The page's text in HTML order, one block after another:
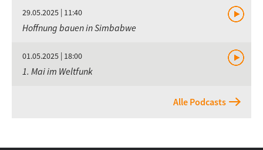
29.05.2025 | 11:40
Hoffnung bauen in Simbabwe
01.05.2025 | 18:00
1. Mai im Weltfunk
Alle Podcasts